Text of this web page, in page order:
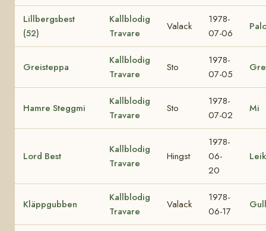
Lillbergsbest
(52)
Kallblodig
Travare
Valack
1978-
07-06
Greisteppa
Kallblodig
Travare
Sto
1978-
07-05
Hamre Steggmi
Kallblodig
Travare
Sto
1978-
07-02
Mi
Lord Best
Kallblodig
Travare
Hingst
1978-
06-
20
Kläppgubben
Kallblodig
Travare
Valack
1978-
06-17